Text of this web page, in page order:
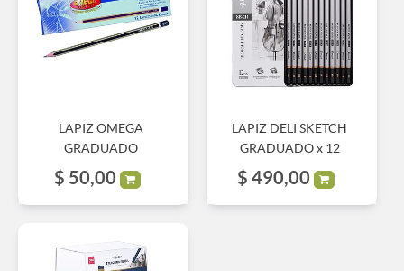
LAPIZ OMEGA
GRADUADO
$ 50,00
LAPIZ DELI SKETCH
GRADUADO x 12
$ 490,00